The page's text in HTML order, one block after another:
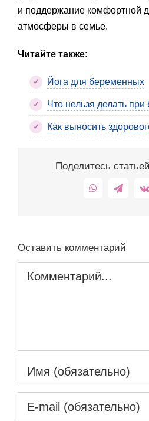
и поддержание комфортной
атмосферы в семье.
Читайте также:
Йога для беременных
Что нельзя делать
Как выносить
Поделитесь
WhatsAppTelegram
Оставить комментарий